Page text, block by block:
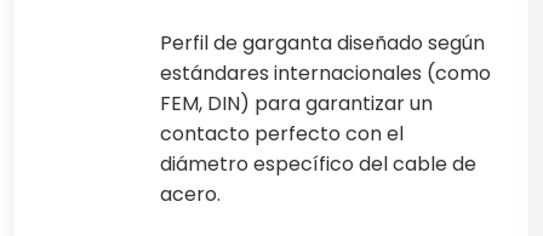
Perfil de garganta diseñado según
estándares internacionales (como
FEM, DIN) para garantizar un
contacto perfecto con el
diámetro específico del cable de
acero.